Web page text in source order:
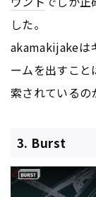
した。
akamakijakeは
ームを出すこ
索されているの
3. Burst